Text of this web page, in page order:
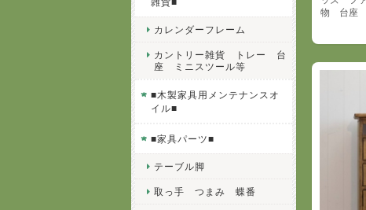
物 台座
カレンダーフレーム
カントリー雑貨 トレー 台
座 ミニスツール等
■木製家具用メンテナンスオ
イル■
■家具パーツ■
テーブル脚
取っ手 つまみ 蝶番